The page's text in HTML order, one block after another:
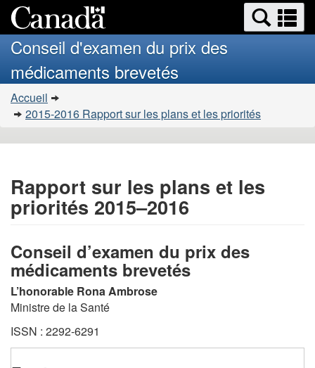
au
contenu
principal
HTML
simplifiée
Search
and
menus
Conseil d'examen du prix des
médicaments brevetés
Vous
�tes
:
Accueil
2015-2016 Rapport sur les plans et les priorités
Rapport sur les plans et les
priorités 2015–2016
Conseil d’examen du prix des
médicaments brevetés
L’honorable Rona Ambrose
Ministre de la Santé
ISSN : 2292-6291